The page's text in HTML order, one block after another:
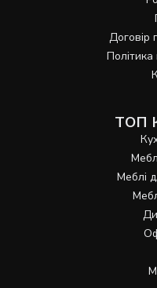
Договір
Політика
ТОП
Меблі